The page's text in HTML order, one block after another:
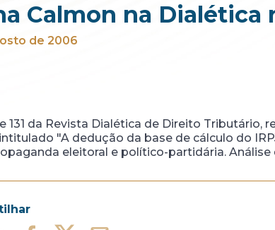
Calmon na Dialética
de 2006
131 da Revista Dialética de Direito Tributário,
"A dedução da base de cálculo do
eleitoral e político-partidária. Análise